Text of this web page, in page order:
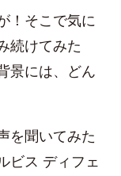
！そこで気に
続けてみた
景には、どん
を聞いてみた
ビス ディフェ